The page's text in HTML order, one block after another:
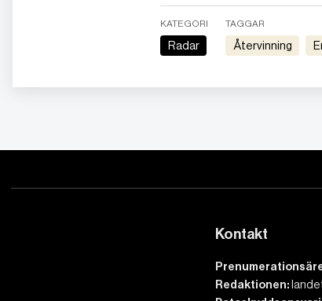
KATEGORI
Radar
TAGGAR
Återvinning
Kontakt
Redaktionen: